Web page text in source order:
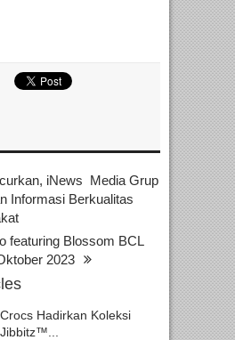
iNews Media Grup
Informasi Berkualitas
featuring Blossom BCL
2023
Crocs Hadirkan Koleksi
Jibbitz™...